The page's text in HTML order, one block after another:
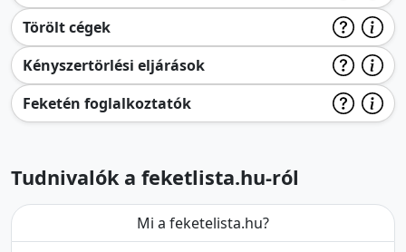
Törölt cégek
Kényszertörlési eljárások
Feketén foglalkoztatók
Tudnivalók a feketlista.hu-ról
Mi a feketelista.hu?